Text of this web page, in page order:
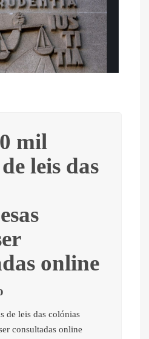
mil
leis das
online
de leis das colónias
consultadas online